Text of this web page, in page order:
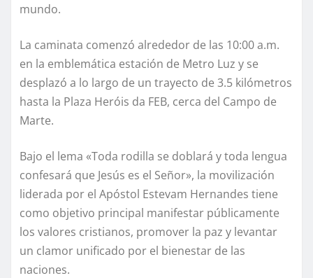
mundo.
La caminata comenzó alrededor de las 10:00 a.m.
en la emblemática estación de Metro Luz y se
desplazó a lo largo de un trayecto de 3.5 kilómetros
hasta la Plaza Heróis da FEB, cerca del Campo de
Marte.
Bajo el lema «Toda rodilla se doblará y toda lengua
confesará que Jesús es el Señor», la movilización
liderada por el Apóstol Estevam Hernandes tiene
como objetivo principal manifestar públicamente
los valores cristianos, promover la paz y levantar
un clamor unificado por el bienestar de las
naciones.